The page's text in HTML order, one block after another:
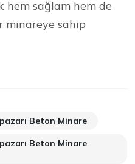
hem sağlam hem de
minareye sahip
Beton Minare
Beton Minare